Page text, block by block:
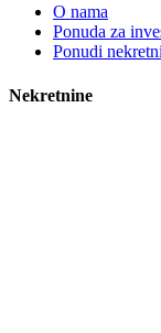
O nama
Ponuda za
Ponudi
Nekretnine